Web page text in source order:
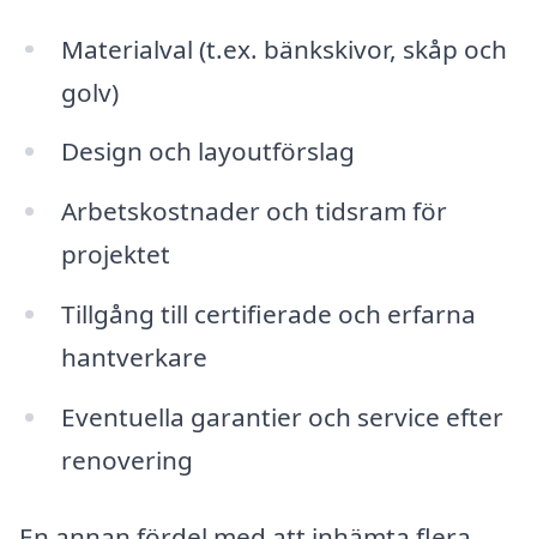
Materialval (t.ex. bänkskivor, skåp och
golv)
Design och layoutförslag
Arbetskostnader och tidsram för
projektet
Tillgång till certifierade och erfarna
hantverkare
Eventuella garantier och service efter
renovering